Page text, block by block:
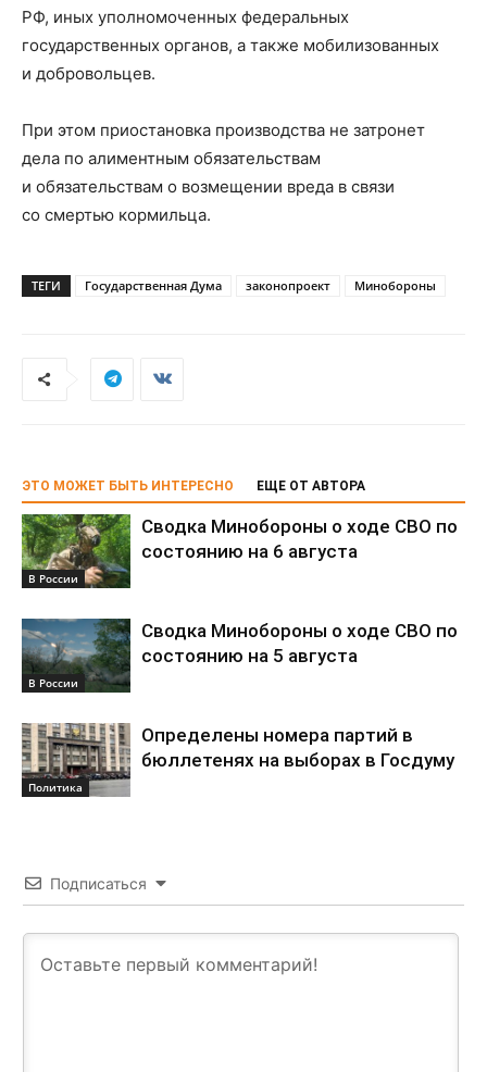
РФ, иных уполномоченных федеральных
государственных органов, а также мобилизованных
и добровольцев.
При этом приостановка производства не затронет
дела по алиментным обязательствам
и обязательствам о возмещении вреда в связи
со смертью кормильца.
ТЕГИ Государственная Дума законопроект Минобороны
ЭТО МОЖЕТ БЫТЬ ИНТЕРЕСНО ЕЩЕ ОТ АВТОРА
В России
Сводка Минобороны о ходе СВО по
состоянию на 6 августа
В России
Сводка Минобороны о ходе СВО по
состоянию на 5 августа
Политика
Определены номера партий в
бюллетенях на выборах в Госдуму
Подписаться